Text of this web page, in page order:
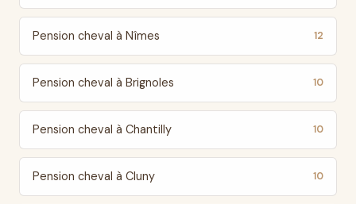
Pension cheval à Nîmes 12
Pension cheval à Brignoles 10
Pension cheval à Chantilly 10
Pension cheval à Cluny 10